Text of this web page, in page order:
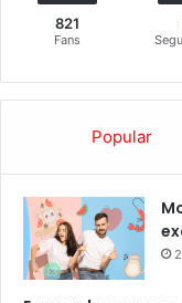
821
Fans
Popular